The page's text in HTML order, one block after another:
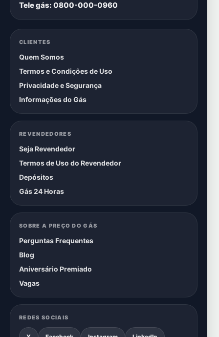
Tele gás: 0800-000-0960
CLIENTES
Quem Somos
Termos e Condições de Uso
Privacidade e Segurança
Informações do Gás
REVENDEDORES
Seja Revendedor
Termos de Uso do Revendedor
Depósitos
Gás 24 Horas
SOBRE A PREÇO DO GÁS
Perguntas Frequentes
Blog
Aniversário Premiado
Vagas
REDES SOCIAIS